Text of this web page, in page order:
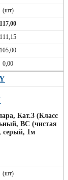
(шт)
117,00
111,15
105,00
0,00
Кат.3 (Класс
BC (чистая
серый, 1м
(шт)